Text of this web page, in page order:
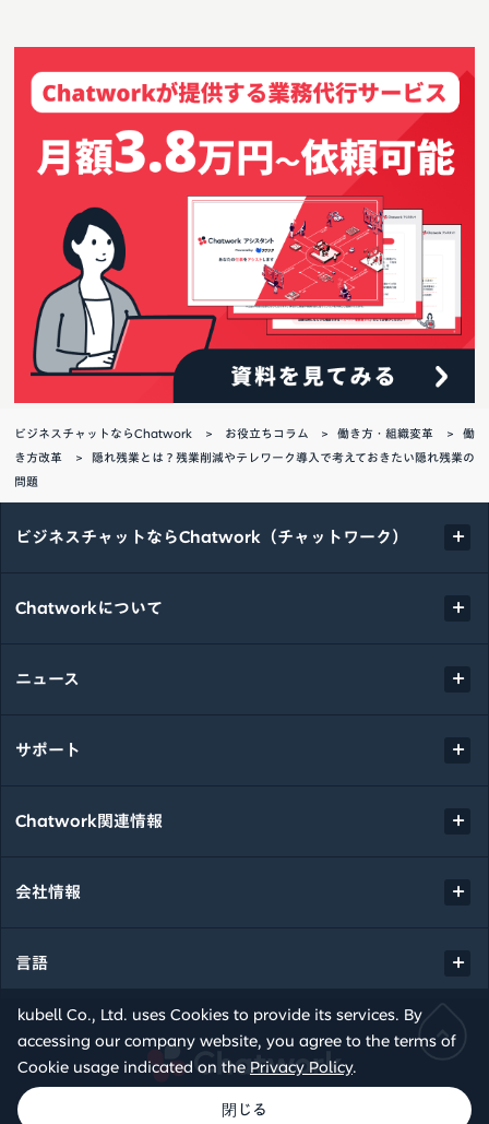
kubell Co., Ltd. uses Cookies to provide its services. By
accessing our company website, you agree to the terms of
Cookie usage indicated on the Privacy Policy.
ビジネスチャットならChatwork お役立ちコラム 働き方・組織変革
働
き方改革
隠れ残業とは？残業削減やテレワーク導入で考えておきたい隠れ残業の
問題
ビジネスチャットならChatwork（チャットワーク）
Chatworkについて
ニュース
サポート
Chatwork関連情報
会社情報
言語